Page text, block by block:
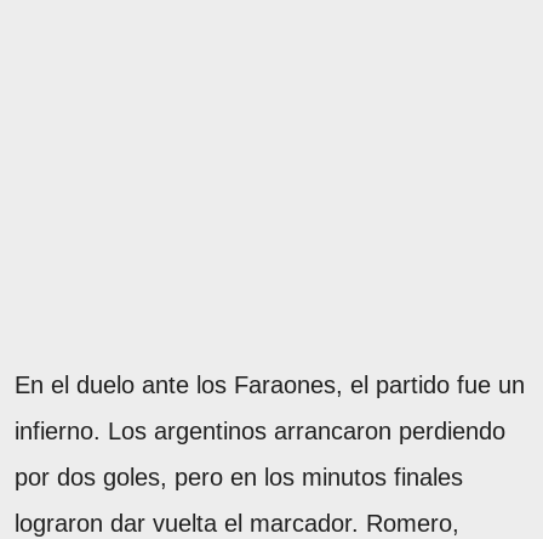
En el duelo ante los Faraones, el partido fue un
infierno. Los argentinos arrancaron perdiendo
por dos goles, pero en los minutos finales
lograron dar vuelta el marcador. Romero,